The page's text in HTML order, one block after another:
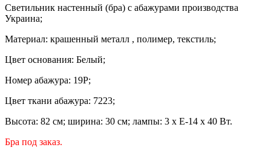
Светильник настенный (бра) с абажурами производства
Украина;
Материал: крашенный металл , полимер, текстиль;
Цвет основания: Белый;
Номер абажура: 19P;
Цвет ткани абажура: 7223;
Высота: 82 см; ширина: 30 см; лампы: 3 х Е-14 х 40 Вт.
Бра под заказ.